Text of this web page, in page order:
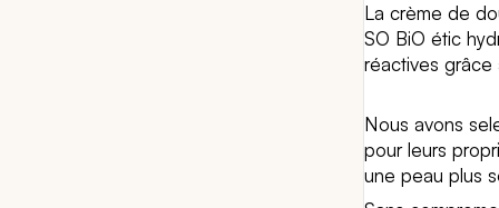
La crème de
SO BiO étic
réactives grâce
Nous avons
pour leurs
une peau plus